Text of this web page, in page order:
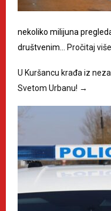
nekoliko milijuna
društvenim…
Pročitaj
U Kuršancu krađa iz
Svetom Urbanu! →